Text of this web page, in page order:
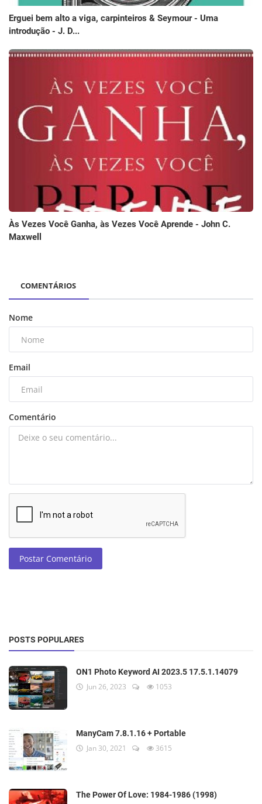
Erguei bem alto a viga, carpinteiros & Seymour - Uma
introdução - J. D...
Às Vezes Você Ganha, às Vezes Você Aprende - John C.
Maxwell
COMENTÁRIOS
Nome
Email
Comentário
Postar Comentário
POSTS POPULARES
ON1 Photo Keyword AI 2023.5 17.5.1.14079
Jun 26, 2023 1053
ManyCam 7.8.1.16 + Portable
Jan 30, 2021 3615
The Power Of Love: 1984-1986 (1998)